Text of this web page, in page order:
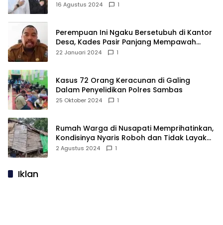
16 Agustus 2024 1
Perempuan Ini Ngaku Bersetubuh di Kantor
Desa, Kades Pasir Panjang Mempawah
Membantah: Silakan Buktikan!
22 Januari 2024 1
Kasus 72 Orang Keracunan di Galing
Dalam Penyelidikan Polres Sambas
25 Oktober 2024 1
Rumah Warga di Nusapati Memprihatinkan,
Kondisinya Nyaris Roboh dan Tidak Layak
Huni
2 Agustus 2024 1
Iklan